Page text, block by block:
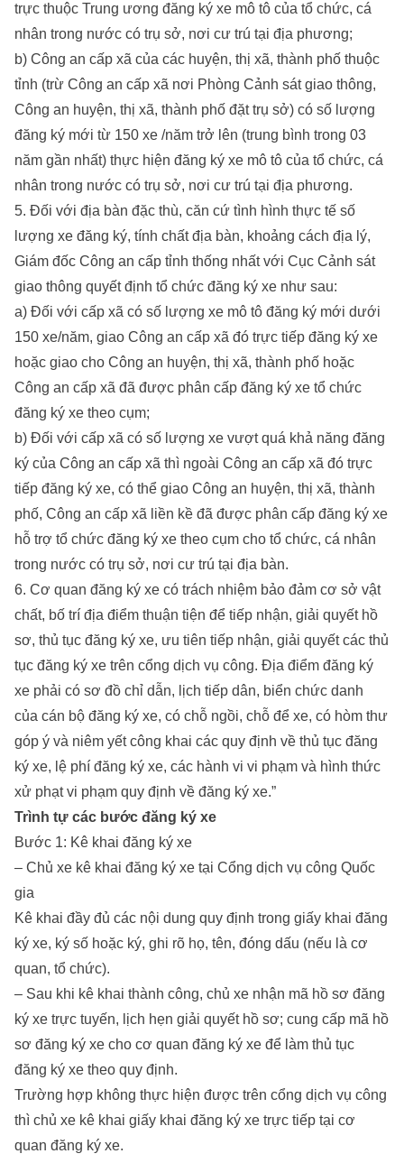
trực thuộc Trung ương đăng ký xe mô tô của tổ chức, cá
nhân trong nước có trụ sở, nơi cư trú tại địa phương;
b) Công an cấp xã của các huyện, thị xã, thành phố thuộc
tỉnh (trừ Công an cấp xã nơi Phòng Cảnh sát giao thông,
Công an huyện, thị xã, thành phố đặt trụ sở) có số lượng
đăng ký mới từ 150 xe /năm trở lên (trung bình trong 03
năm gần nhất) thực hiện đăng ký xe mô tô của tổ chức, cá
nhân trong nước có trụ sở, nơi cư trú tại địa phương.
5. Đối với địa bàn đặc thù, căn cứ tình hình thực tế số
lượng xe đăng ký, tính chất địa bàn, khoảng cách địa lý,
Giám đốc Công an cấp tỉnh thống nhất với Cục Cảnh sát
giao thông quyết định tổ chức đăng ký xe như sau:
a) Đối với cấp xã có số lượng xe mô tô đăng ký mới dưới
150 xe/năm, giao Công an cấp xã đó trực tiếp đăng ký xe
hoặc giao cho Công an huyện, thị xã, thành phố hoặc
Công an cấp xã đã được phân cấp đăng ký xe tổ chức
đăng ký xe theo cụm;
b) Đối với cấp xã có số lượng xe vượt quá khả năng đăng
ký của Công an cấp xã thì ngoài Công an cấp xã đó trực
tiếp đăng ký xe, có thể giao Công an huyện, thị xã, thành
phố, Công an cấp xã liền kề đã được phân cấp đăng ký xe
hỗ trợ tổ chức đăng ký xe theo cụm cho tổ chức, cá nhân
trong nước có trụ sở, nơi cư trú tại địa bàn.
6. Cơ quan đăng ký xe có trách nhiệm bảo đảm cơ sở vật
chất, bố trí địa điểm thuận tiện để tiếp nhận, giải quyết hồ
sơ, thủ tục đăng ký xe, ưu tiên tiếp nhận, giải quyết các thủ
tục đăng ký xe trên cổng dịch vụ công. Địa điểm đăng ký
xe phải có sơ đồ chỉ dẫn, lịch tiếp dân, biển chức danh
của cán bộ đăng ký xe, có chỗ ngồi, chỗ để xe, có hòm thư
góp ý và niêm yết công khai các quy định về thủ tục đăng
ký xe, lệ phí đăng ký xe, các hành vi vi phạm và hình thức
xử phạt vi phạm quy định về đăng ký xe.”
Trình tự các bước đăng ký xe
Bước 1: Kê khai đăng ký xe
– Chủ xe kê khai đăng ký xe tại Cổng dịch vụ công Quốc
gia
Kê khai đầy đủ các nội dung quy định trong giấy khai đăng
ký xe, ký số hoặc ký, ghi rõ họ, tên, đóng dấu (nếu là cơ
quan, tổ chức).
– Sau khi kê khai thành công, chủ xe nhận mã hồ sơ đăng
ký xe trực tuyến, lịch hẹn giải quyết hồ sơ; cung cấp mã hồ
sơ đăng ký xe cho cơ quan đăng ký xe để làm thủ tục
đăng ký xe theo quy định.
Trường hợp không thực hiện được trên cổng dịch vụ công
thì chủ xe kê khai giấy khai đăng ký xe trực tiếp tại cơ
quan đăng ký xe.